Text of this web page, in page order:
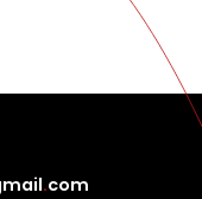
.com